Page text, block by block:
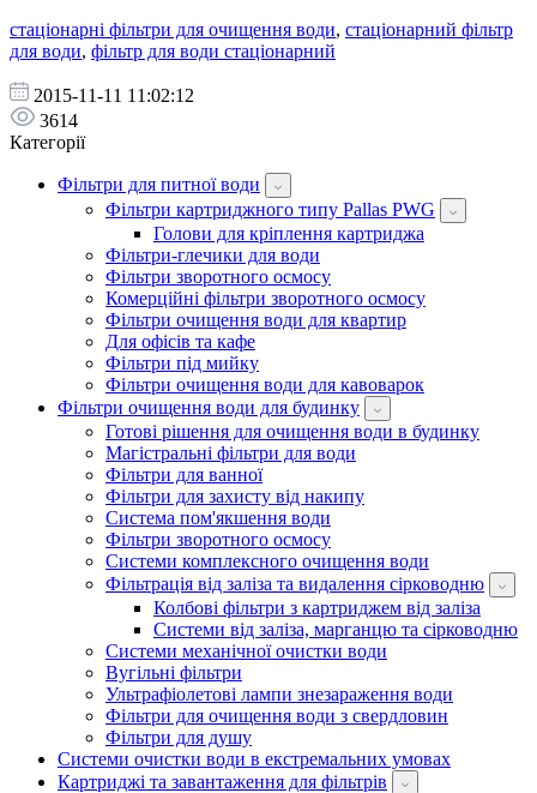
стаціонарні фільтри для очищення води, стаціонарний фільтр
для води, фільтр для води стаціонарний
2015-11-11 11:02:12
3614
Категорії
Фільтри для питної води
Фільтри картриджного типу Pallas PWG
Голови для кріплення картриджа
Фільтри-глечики для води
Фільтри зворотного осмосу
Комерційні фільтри зворотного осмосу
Фільтри очищення води для квартир
Для офісів та кафе
Фільтри під мийку
Фільтри очищення води для кавоварок
Фільтри очищення води для будинку
Готові рішення для очищення води в будинку
Магістральні фільтри для води
Фільтри для ванної
Фільтри для захисту від накипу
Система пом'якшення води
Фільтри зворотного осмосу
Системи комплексного очищення води
Фільтрація від заліза та видалення сірководню
Колбові фільтри з картриджем від заліза
Системи від заліза, марганцю та сірководню
Системи механічної очистки води
Вугільні фільтри
Ультрафіолетові лампи знезараження води
Фільтри для очищення води з свердловин
Фільтри для душу
Системи очистки води в екстремальних умовах
Картриджі та завантаження для фільтрів